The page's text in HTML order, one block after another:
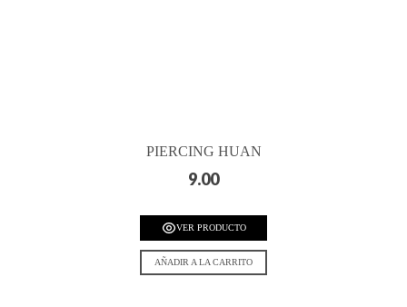
PIERCING HUAN
9.00
VER PRODUCTO
AÑADIR A LA CARRITO